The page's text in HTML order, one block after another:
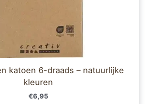
katoen 6-draads – natuurlijke
kleuren
€6,95